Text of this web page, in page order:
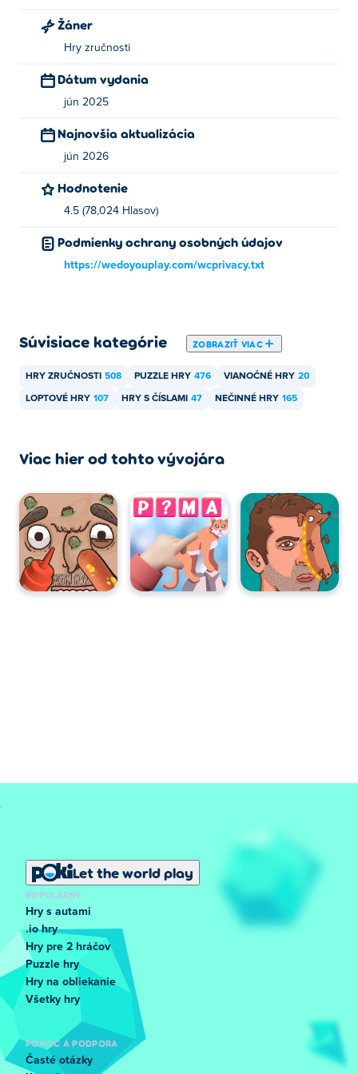
Words Emoji
Sugar Eyes
Bounce Ball si môžete zahrať zadarmo na Poki.
Môžem hrať Bounce Ball na mobilných
zariadeniach a stolových počítačoch?
Hru Bounce Ball je možné hrať na počítači a mobilných
zariadeniach, ako sú telefóny a tablety.
Žáner
Hry zručnosti
Dátum vydania
jún 2025
Najnovšia aktualizácia
jún 2026
Hodnotenie
4.5 (78,024 Hlasov)
Podmienky ochrany osobných údajov
https://wedoyouplay.com/wcprivacy.txt
Súvisiace kategórie ZOBRAZIŤ VIAC
HRY ZRUČNOSTI 508 PUZZLE HRY 476 VIANOČNÉ HRY 20
LOPTOVÉ HRY 107 HRY S ČÍSLAMI 47 NEČINNÉ HRY 165
Viac hier od tohto vývojára
Let the world play
POPULÁRNY
Hry s autami
.io hry
Hry pre 2 hráčov
Puzzle hry
Hry na obliekanie
Všetky hry
POMOC A PODPORA
Časté otázky